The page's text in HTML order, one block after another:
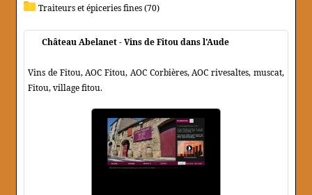
Traiteurs et épiceries fines (70)
Château Abelanet - Vins de Fitou dans l'Aude
Vins de Fitou, AOC Fitou, AOC Corbières, AOC rivesaltes, muscat,
Fitou, village fitou.